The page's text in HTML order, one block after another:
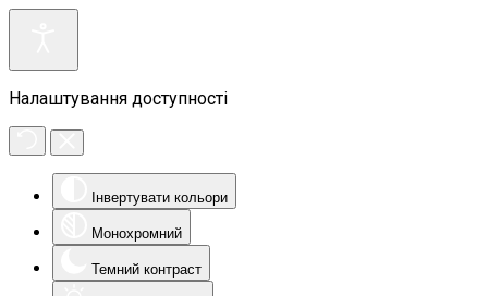
Налаштування доступності
Інвертувати кольори
Монохромний
Темний контраст